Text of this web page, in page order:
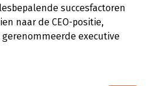
succesfactoren
naar de CEO-positie,
executive